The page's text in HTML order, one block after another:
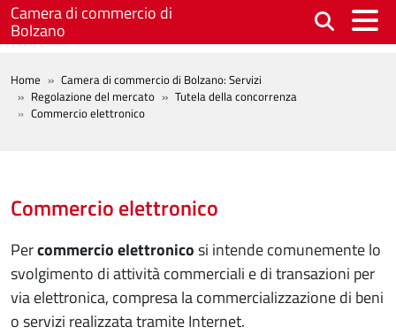
Salta al contenuto principale
Camera di commercio di
Bolzano
BREADCRUMB
Home
Camera di commercio di Bolzano: Servizi
Regolazione del mercato
Tutela della concorrenza
Commercio elettronico
Commercio elettronico
Percommercio elettronicosi intende comunemente lo
svolgimento di attività commerciali e di transazioni per
via elettronica, compresa la commercializzazione di beni
o servizi realizzata tramite Internet.